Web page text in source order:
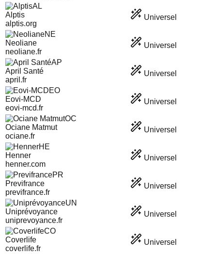
AL
Alptis
alptis.org
Universel
NE
Neoliane
neoliane.fr
Universel
AP
April Santé
april.fr
Universel
EO
Eovi-MCD
eovi-mcd.fr
Universel
OC
Ociane Matmut
ociane.fr
Universel
HE
Henner
henner.com
Universel
PR
Previfrance
previfrance.fr
Universel
UN
Uniprévoyance
uniprevoyance.fr
Universel
CO
Coverlife
coverlife.fr
Universel